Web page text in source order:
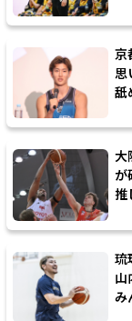
京
思
舐
大
が
推
琉
山
み